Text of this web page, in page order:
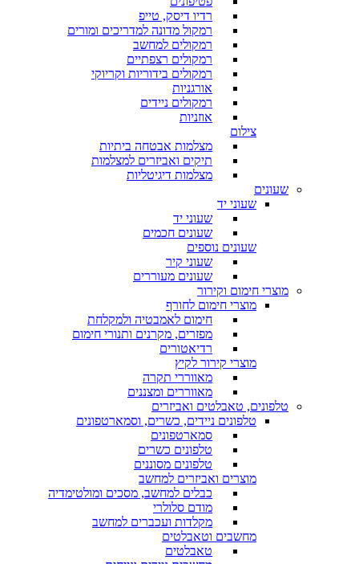
רדיו דיסק, טייפ
רמקול מדונה למדריכים ומורים
רמקולים למחשב
רמקולים רצפתיים
רמקולים בידוריות וקריוקי
אורגניות
רמקולים ניידים
אוזניות
צילום
מצלמות אבטחה ביתיות
תיקים ואביזרים למצלמות
מצלמות דיגיטליות
שעונים
שעוני יד
שעוני יד
שעונים חכמים
שעונים נוספים
שעוני קיר
שעונים מעוררים
מוצרי חימום וקירור
מוצרי חימום לחורף
חימום לאמבטיה ולמקלחת
מפזרים, מקרנים ותנורי חימום
רדיאטורים
מוצרי קירור לקיץ
מאווררי תקרה
מאווררים ומצננים
טלפונים, טאבלטים ואביזרים
טלפונים ניידים, כשרים, וסמארטפונים
סמארטפונים
טלפונים כשרים
טלפונים מסוננים
מוצרים ואביזרים למחשב
כבלים למחשב, מסכים ומולטימדיה
מודם סלולרי
מקלדות ועכברים למחשב
מחשבים וטאבלטים
טאבלטים